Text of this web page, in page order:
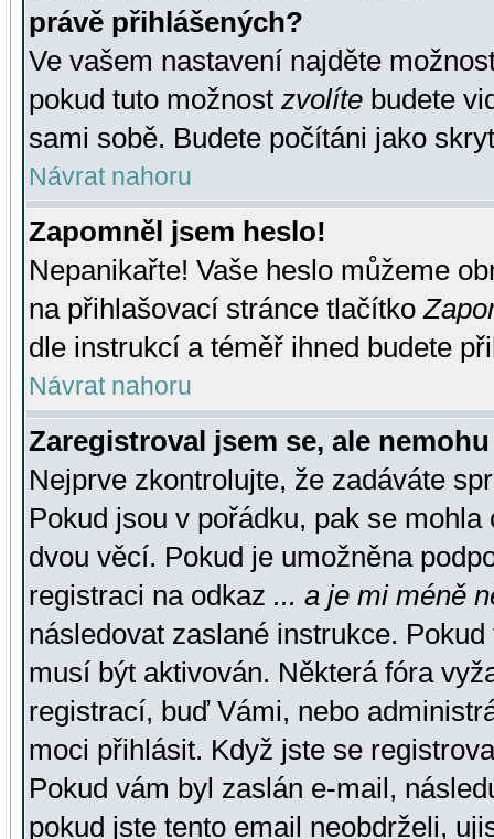
právě přihlášených?
Ve vašem nastavení najděte
pokud tuto možnost zvolíte budete
sami sobě. Budete počítáni jako
Návrat nahoru
Zapomněl jsem heslo!
Nepanikařte! Vaše heslo můžeme
na přihlašovací stránce tlačítko
dle instrukcí a téměř ihned budete
Návrat nahoru
Zaregistroval jsem se, ale
Nejprve zkontrolujte, že zadáváte
Pokud jsou v pořádku, pak se
dvou věcí. Pokud je umožněna
registraci na odkaz ... a je mi méně
následovat zaslané instrukce.
musí být aktivován. Některá fóra
registrací, buď Vámi, nebo
moci přihlásit. Když jste se
Pokud vám byl zaslán e-mail,
pokud jste tento email neobdrželi,